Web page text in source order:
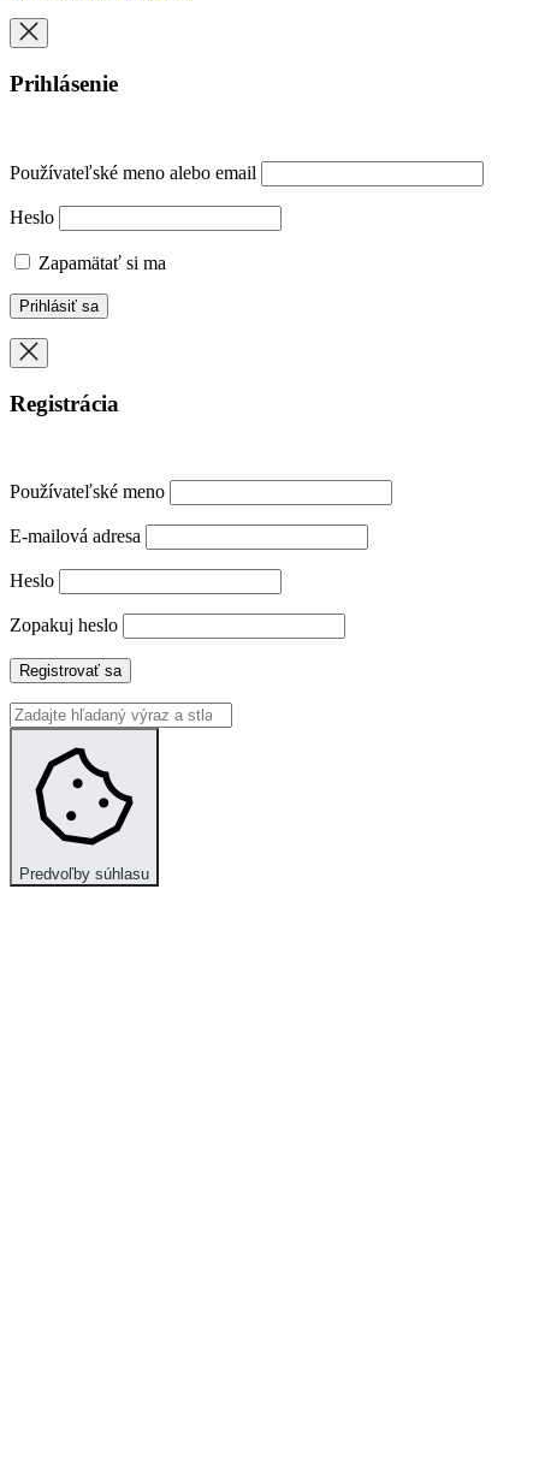
Prihlásenie
Používateľské meno alebo email
Heslo
Zapamätať si ma
Registrácia
Používateľské meno
E-mailová adresa
Heslo
Zopakuj heslo
Registrovať sa
Predvoľby súhlasu